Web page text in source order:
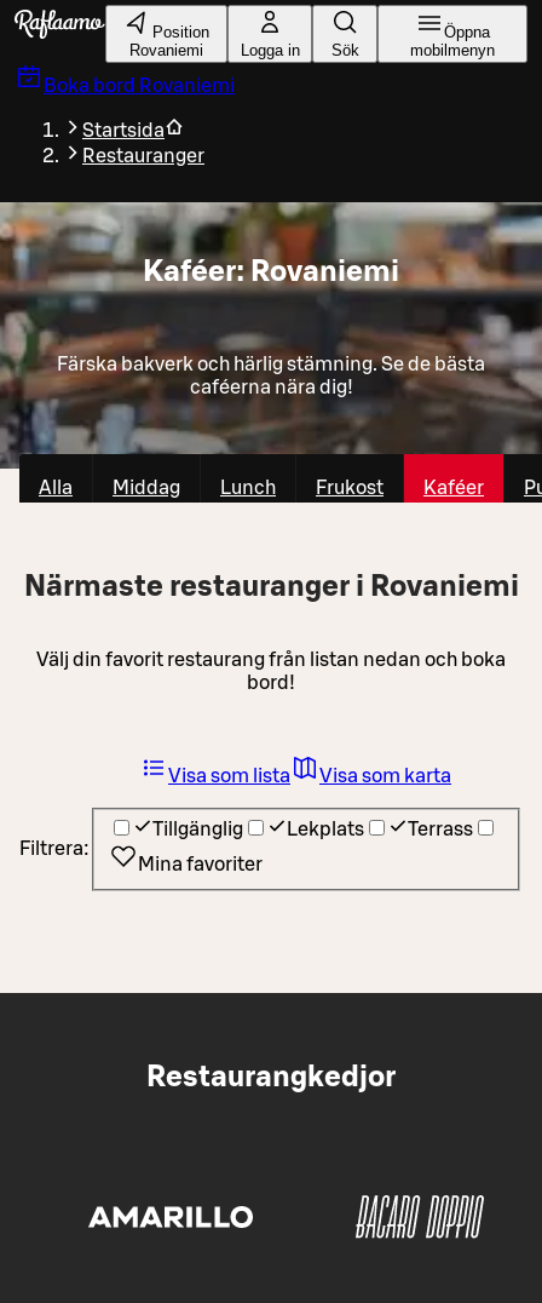
Gå till huvudinnehållet
Position
Rovaniemi
Logga in Sök
Öppna
mobilmenyn
Boka bord Rovaniemi
Startsida
Restauranger
Kaféer: Rovaniemi
Färska bakverk och härlig stämning. Se de bästa
caféerna nära dig!
Alla Middag Lunch Frukost Kaféer
Närmaste restauranger i Rovaniemi
Välj din favorit restaurang från listan nedan och boka
bord!
Filtrera:
Tillgänglig Lekplats
Terrass
Mina favoriter
Visa som lista Visa som karta
Restaurangkedjor